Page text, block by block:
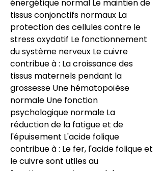
énergétique normal Le maintien de
tissus conjonctifs normaux La
protection des cellules contre le
stress oxydatif Le fonctionnement
du système nerveux Le cuivre
contribue à : La croissance des
tissus maternels pendant la
grossesse Une hématopoïèse
normale Une fonction
psychologique normale La
réduction de la fatigue et de
l'épuisement L'acide folique
contribue à : Le fer, l'acide folique et
le cuivre sont utiles au